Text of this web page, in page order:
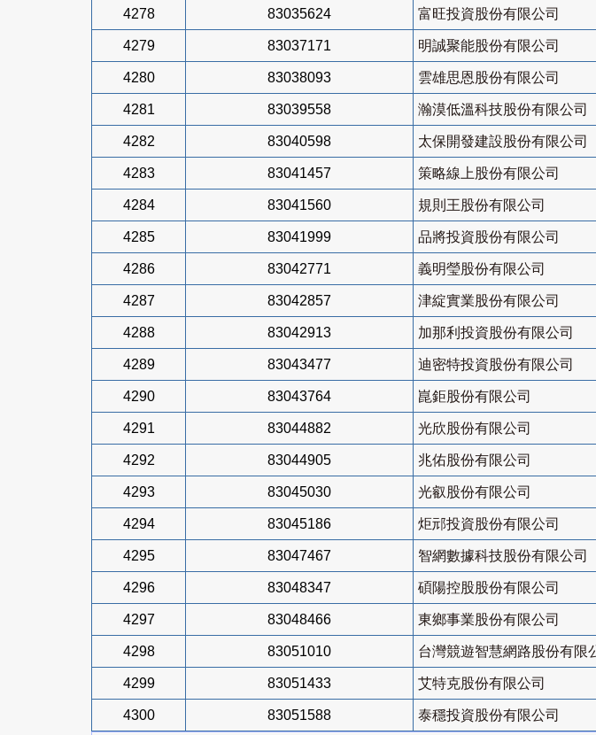
4278 83035624 富旺投資股份有限公司
4279 83037171 明誠聚能股份有限公司
4280 83038093 雲雄思恩股份有限公司
4281 83039558 瀚漠低溫科技股份有限公司
4282 83040598 太保開發建設股份有限公司
4283 83041457 策略線上股份有限公司
4284 83041560 規則王股份有限公司
4285 83041999 品將投資股份有限公司
4286 83042771 義明瑩股份有限公司
4287 83042857 津綻實業股份有限公司
4288 83042913 加那利投資股份有限公司
4289 83043477 迪密特投資股份有限公司
4290 83043764 崑鉅股份有限公司
4291 83044882 光欣股份有限公司
4292 83044905 兆佑股份有限公司
4293 83045030 光叡股份有限公司
4294 83045186 炬邧投資股份有限公司
4295 83047467 智網數據科技股份有限公司
4296 83048347 碩陽控股股份有限公司
4297 83048466 東鄉事業股份有限公司
4298 83051010 台灣競遊智慧網路股份有限
4299 83051433 艾特克股份有限公司
4300 83051588 泰穩投資股份有限公司